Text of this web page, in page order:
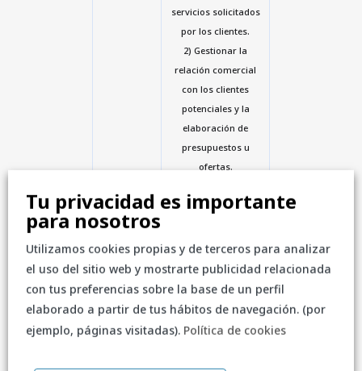
servicios solicitados
por los clientes.
2) Gestionar la
relación comercial
con los clientes
potenciales y la
elaboración de
presupuestos u
ofertas.
reparar del equipo
in situ, mediante
acceso remoto o en el
SAT del Responsable
del Tratamiento.
Tu privacidad es importante
para nosotros
Utilizamos cookies propias y de terceros para analizar
el uso del sitio web y mostrarte publicidad relacionada
con tus preferencias sobre la base de un perfil
elaborado a partir de tus hábitos de navegación. (por
ejemplo, páginas visitadas). Política de cookies